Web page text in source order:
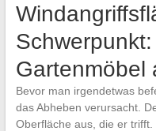
Gartenmöbel
Bevor man irgendetwas
das Abheben verursacht.
Oberfläche aus, die er